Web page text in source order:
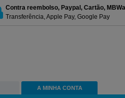
Contra reembolso, Paypal, Cartão,
Transferência, Apple Pay, Google Pay
A MINHA CONTA